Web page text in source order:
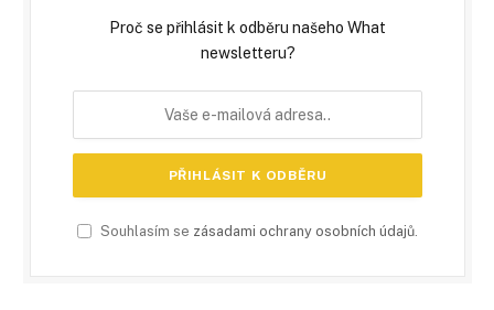
Proč se přihlásit k odběru našeho What
newsletteru?
Souhlasím se zásadami ochrany osobních údajů